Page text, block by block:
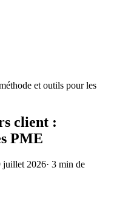
et outils pour les
client :
PME
juillet 2026· 3 min de